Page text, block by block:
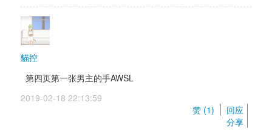
貓控
第四页第一张男主的手AWSL
2019-02-18 22:13:59
赞 (1)
回应
分享